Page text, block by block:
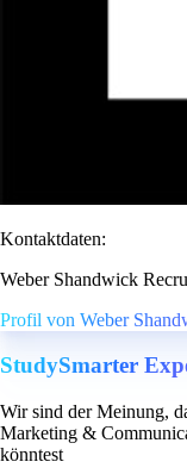
Kontaktdaten:
Weber Shandwick
Profil von Weber
StudySmarter
Wir sind der Meinung,
Marketing &
könntest